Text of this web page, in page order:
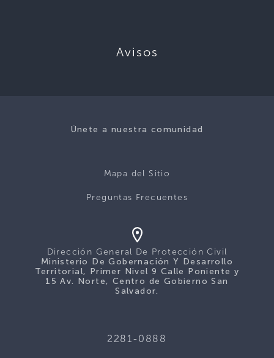
Avisos
Únete a nuestra comunidad
Mapa del Sitio
Preguntas Frecuentes
Dirección General De Protección Civil
Ministerio De Gobernación Y Desarrollo
Territorial, Primer Nivel 9 Calle Poniente y
15 Av. Norte, Centro de Gobierno San
Salvador.
2281-0888